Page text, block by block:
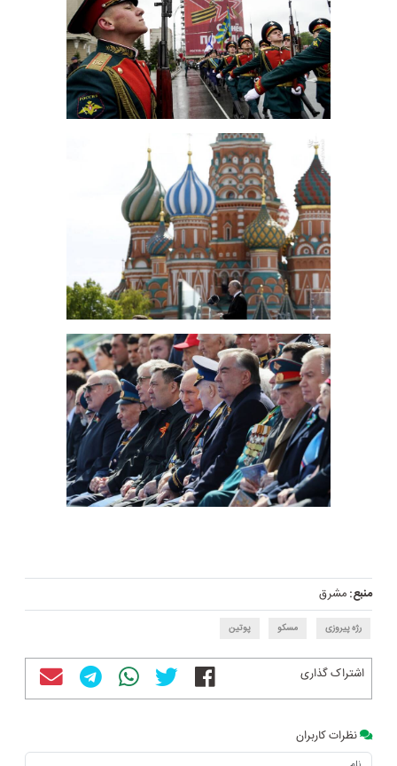
منبع:مشرق
رژه پیروزی مسکو پوتین
اشتراک گذاری
نظرات کاربران